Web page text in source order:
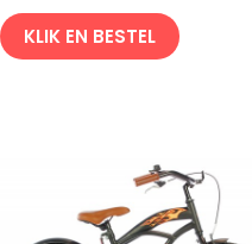
KLIK EN BESTEL